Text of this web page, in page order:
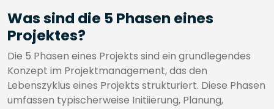
Was sind die 5 Phasen eines
Projektes?
Die 5 Phasen eines Projekts sind ein grundlegendes
Konzept im Projektmanagement, das den
Lebenszyklus eines Projekts strukturiert. Diese Phasen
umfassen typischerweise Initiierung, Planung,